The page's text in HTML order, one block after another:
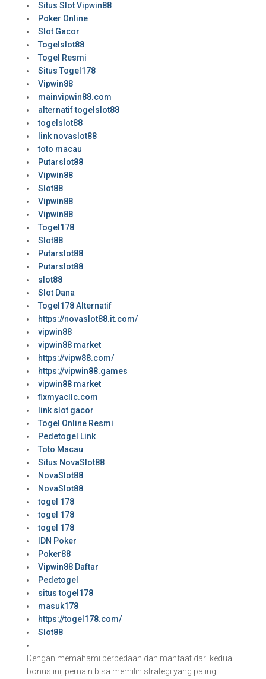
Situs Slot Vipwin88
Poker Online
Slot Gacor
Togelslot88
Togel Resmi
Situs Togel178
Vipwin88
mainvipwin88.com
alternatif togelslot88
togelslot88
link novaslot88
toto macau
Putarslot88
Vipwin88
Slot88
Vipwin88
Vipwin88
Togel178
Slot88
Putarslot88
Putarslot88
slot88
Slot Dana
Togel178 Alternatif
https://novaslot88.it.com/
vipwin88
vipwin88 market
https://vipw88.com/
https://vipwin88.games
vipwin88 market
fixmyacllc.com
link slot gacor
Togel Online Resmi
Pedetogel Link
Toto Macau
Situs NovaSlot88
NovaSlot88
NovaSlot88
togel 178
togel 178
togel 178
IDN Poker
Poker88
Vipwin88 Daftar
Pedetogel
situs togel178
masuk178
https://togel178.com/
Slot88
Dengan memahami perbedaan dan manfaat dari kedua
bonus ini, pemain bisa memilih strategi yang paling